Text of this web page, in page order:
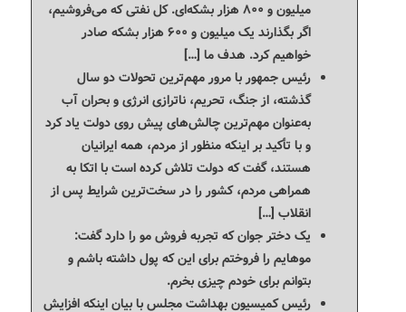
میلیون و ۸۰۰ هزار بشکه‌ای. کل نفتی که می‌فروشیم،
اگر بگذارند یک میلیون و ۶۰۰ هزار بشکه صادر
خواهیم کرد. هدف ما […]
رئیس جمهور با مرور مهم‌ترین تحولات دو سال
گذشته، از جنگ، تحریم، ناترازی انرژی و بحران آب
به‌عنوان مهم‌ترین چالش‌های پیش روی دولت یاد کرد
و با تأکید بر اینکه منظور از مردم، همه ایرانیان
هستند، گفت که دولت تلاش کرده است با اتکا به
همراهی مردم، کشور را در سخت‌ترین شرایط پس از
انقلاب […]
یک دختر جوان که تجربه فروش مو را دارد گفت:
موهایم را فروختم برای این که پول داشته باشم و
بتوانم برای خودم چیزی بخرم.
رئیس کمیسیون بهداشت مجلس با بیان اینکه افزایش